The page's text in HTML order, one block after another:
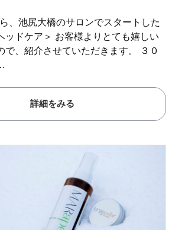
、池尻大橋のサロンでスタートした
ッドケア＞ お客様よりとても嬉しい
で、紹介させていただきます。 ３０
詳細をみる